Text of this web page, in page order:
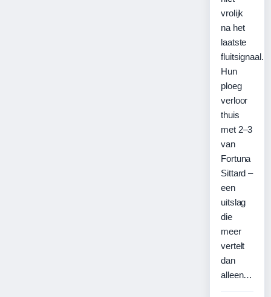
vrolijk
na het
laatste
fluitsignaal.
Hun
ploeg
verloor
thuis
met 2–3
van
Fortuna
Sittard –
een
uitslag
die
meer
vertelt
dan
alleen…